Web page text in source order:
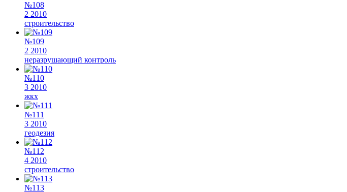
№108
2 2010
строительство
№109
2 2010
неразрушающий контроль
№110
3 2010
жкх
№111
3 2010
геодезия
№112
4 2010
строительство
№113